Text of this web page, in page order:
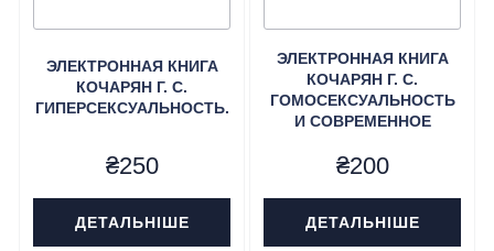
ЭЛЕКТРОННАЯ КНИГА
КОЧАРЯН Г. С.
ГИПЕРСЕКСУАЛЬНОСТЬ.
₴250
ДЕТАЛЬНІШЕ
ЭЛЕКТРОННАЯ КНИГА
КОЧАРЯН Г. С.
ГОМОСЕКСУАЛЬНОСТЬ
И СОВРЕМЕННОЕ
₴200
ДЕТАЛЬНІШЕ